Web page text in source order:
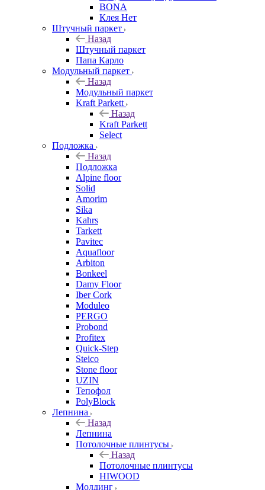
BONA
Клея Нет
Штучный паркет
Назад
Штучный паркет
Папа Карло
Модульный паркет
Назад
Модульный паркет
Kraft Parkett
Назад
Kraft Parkett
Select
Подложка
Назад
Подложка
Alpine floor
Solid
Amorim
Sika
Kahrs
Tarkett
Pavitec
Aquafloor
Arbiton
Bonkeel
Damy Floor
Iber Cork
Moduleo
PERGO
Probond
Profitex
Quick-Step
Steico
Stone floor
UZIN
Тепофол
PolyBlock
Лепнина
Назад
Лепнина
Потолочные плинтусы
Назад
Потолочные плинтусы
HIWOOD
Молдинг